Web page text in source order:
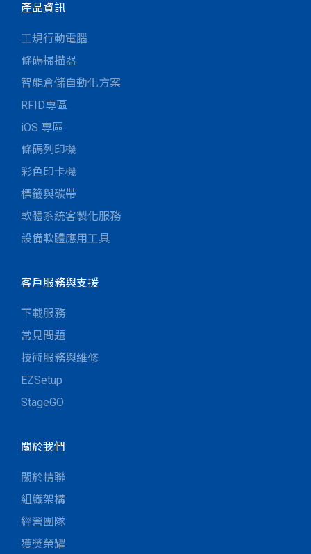
產品資訊
工規行動電腦
條碼掃描器
智能倉儲自動化方案
RFID專區
iOS 專區
條碼列印機
彩色印卡機
標籤與碳帶
軟體系統客製化服務
設備軟體應用工具
客戶服務與支援
下載服務
常見問題
技術服務與維修
EZSetup
StageGO
關於我們
關於精聯
組織架構
經營團隊
獲獎榮耀